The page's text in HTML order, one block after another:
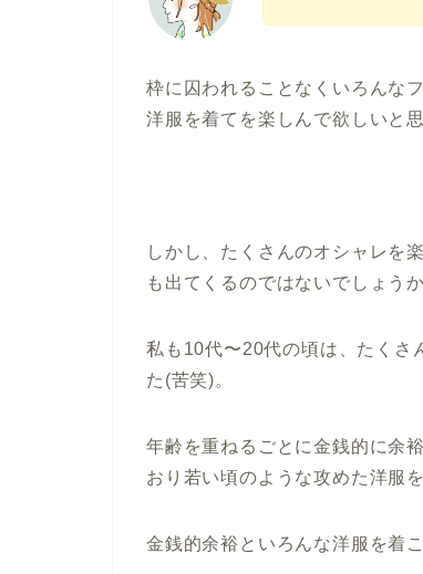
枠に囚われることなくいろんな
洋服を着てを楽しんで欲しいと思
しかし、たくさんのオシャレを
も出てくるのではないでしょうか
私も10代〜20代の頃は、たくさ
た(苦笑)。
年齢を重ねるごとに金銭的に余
おり若い頃のような攻めた洋服
金銭的余裕といろんな洋服を着